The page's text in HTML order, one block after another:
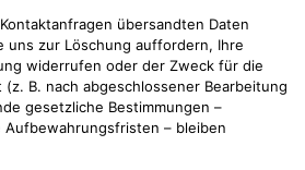
übersandten Daten
uns zur Löschung auffordern, Ihre
widerrufen oder der Zweck für die
B. nach abgeschlossener Bearbeitung
gesetzliche Bestimmungen –
– bleiben